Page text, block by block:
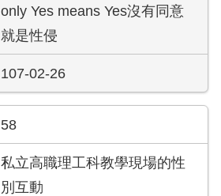
only Yes means Yes沒有同意
就是性侵
107-02-26
58
私立高職理工科教學現場的性
別互動